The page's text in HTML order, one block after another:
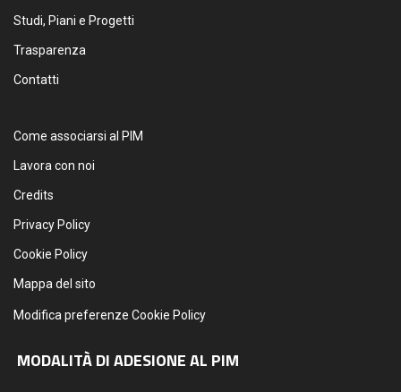
Studi, Piani e Progetti
Trasparenza
Contatti
Come associarsi al PIM
Lavora con noi
Credits
Privacy Policy
Cookie Policy
Mappa del sito
Modifica preferenze Cookie Policy
MODALITÀ DI ADESIONE AL PIM